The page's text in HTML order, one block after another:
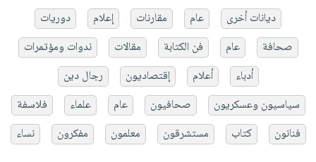
ديانات أخرى
عام مقارنات إعلام
دوريات
صحافة
عام فن الكتابة مقالات
ندوات ومؤتمرات
أدباء
أعلام إقتصاديون
رجال دين
سياسيون وعسكريون
صحافيون عام علماء
فلاسفة
فنانون
كتاب مستشرقون معلمون مفكرون نساء